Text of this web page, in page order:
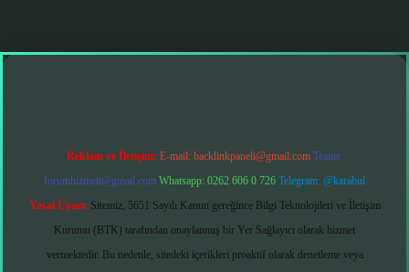
giriş
Reklam ve İletişim: E-mail: backlinkpaneli@gmail.com Teams:
forumhizmeti@gmail.com Whatsapp: 0262 606 0 726 Telegram: @karabul
Yasal Uyarı: Sitemiz, 5651 Sayılı Kanun gereğince Bilgi Teknolojileri ve İletişim
Kurumu (BTK) tarafından onaylanmış bir Yer Sağlayıcı olarak hizmet
vermektedir. Bu nedenle, sitedeki içerikleri proaktif olarak denetleme veya